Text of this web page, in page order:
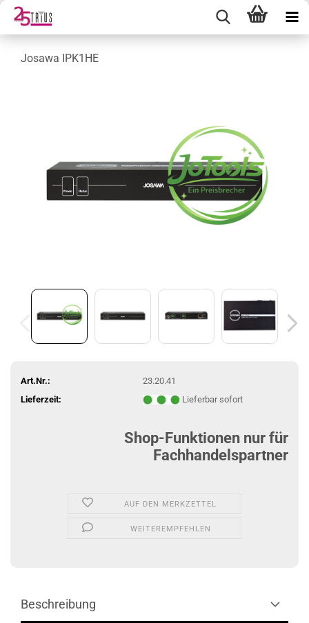
Josawa IPK1HE
Art.Nr.:
23.20.41
Lieferzeit:
Lieferbar sofort
Shop-Funktionen nur für
Fachhandelspartner
AUF DEN MERKZETTEL
WEITEREMPFEHLEN
Beschreibung